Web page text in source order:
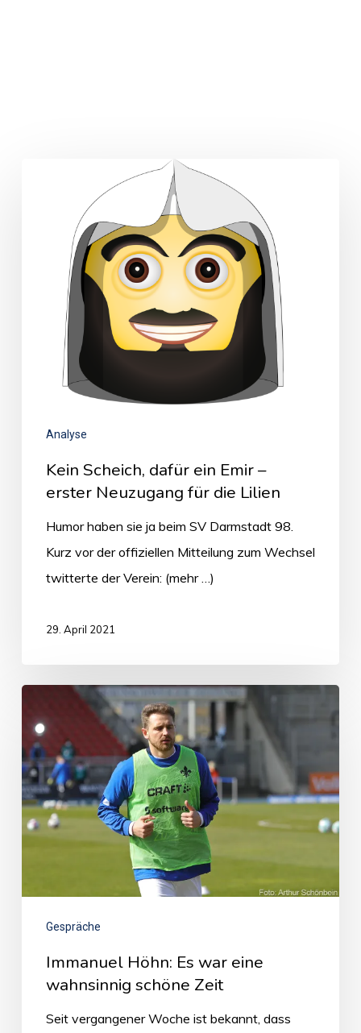
Analyse
Kein Scheich, dafür ein Emir –
erster Neuzugang für die Lilien
Humor haben sie ja beim SV Darmstadt 98.
Kurz vor der offiziellen Mitteilung zum Wechsel
twitterte der Verein: (mehr …)
29. April 2021
Gespräche
Immanuel Höhn: Es war eine
wahnsinnig schöne Zeit
Seit vergangener Woche ist bekannt, dass